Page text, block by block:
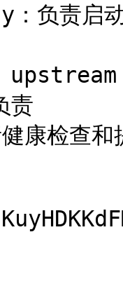
负责启
责
康检查